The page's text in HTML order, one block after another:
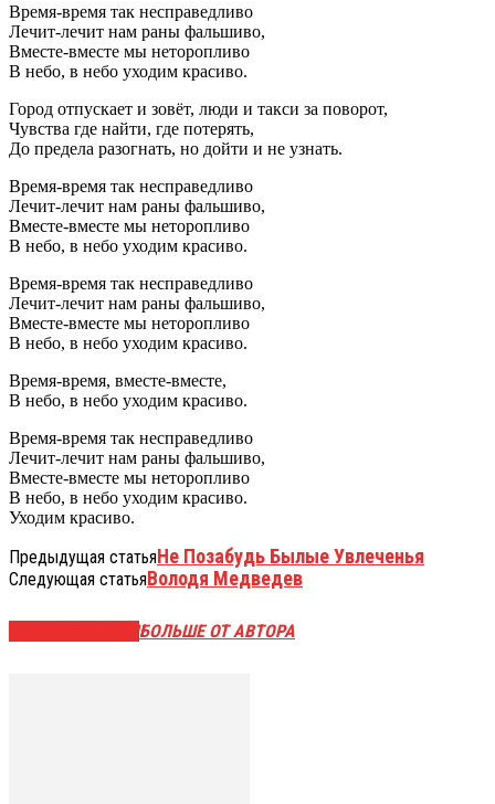
Время-время так несправедливо
Лечит-лечит нам раны фальшиво,
Вместе-вместе мы неторопливо
В небо, в небо уходим красиво.
Город отпускает и зовёт, люди и такси за поворот,
Чувства где найти, где потерять,
До предела разогнать, но дойти и не узнать.
Время-время так несправедливо
Лечит-лечит нам раны фальшиво,
Вместе-вместе мы неторопливо
В небо, в небо уходим красиво.
Время-время так несправедливо
Лечит-лечит нам раны фальшиво,
Вместе-вместе мы неторопливо
В небо, в небо уходим красиво.
Время-время, вместе-вместе,
В небо, в небо уходим красиво.
Время-время так несправедливо
Лечит-лечит нам раны фальшиво,
Вместе-вместе мы неторопливо
В небо, в небо уходим красиво.
Уходим красиво.
Предыдущая статьяНе Позабудь Былые Увлеченья
Следующая статьяВолодя Медведев
БОЛЬШЕ ОТ АВТОРА